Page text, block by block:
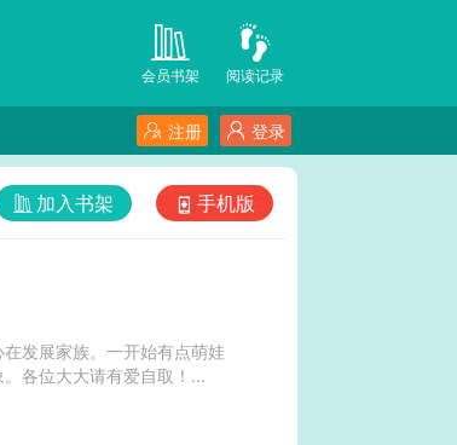
阅读记录
会员书架
登录
注册
手机版
加入书架
发展家族。一开始有点萌娃
各位大大请有爱自取！...